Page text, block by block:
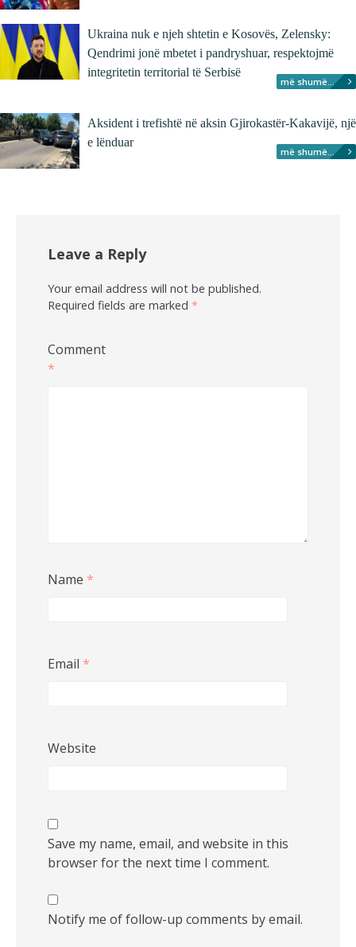
Ukraina nuk e njeh shtetin e Kosovës, Zelensky:
Qendrimi jonë mbetet i pandryshuar, respektojmë
integritetin territorial të Serbisë
më shumë...
Aksident i trefishtë në aksin Gjirokastër-Kakavijë, një
e lënduar
më shumë...
Leave a Reply
Your email address will not be published.
Required fields are marked *
Comment
*
Name *
Email *
Website
Save my name, email, and website in this
browser for the next time I comment.
Notify me of follow-up comments by email.